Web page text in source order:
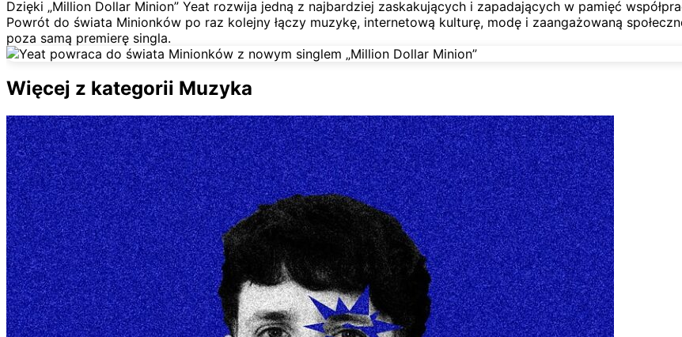
Dzięki „Million Dollar Minion” Yeat rozwija jedną z najbardziej zaskakujących i zapadających w pamięć
Powrót do świata Minionków po raz kolejny łączy muzykę, internetową kulturę, modę i zaangażowaną
poza samą premierę singla.
Więcej z kategorii Muzyka